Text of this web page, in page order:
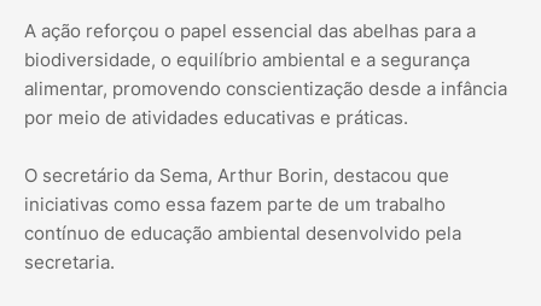
A ação reforçou o papel essencial das abelhas para a
biodiversidade, o equilíbrio ambiental e a segurança
alimentar, promovendo conscientização desde a infância
por meio de atividades educativas e práticas.
O secretário da Sema, Arthur Borin, destacou que
iniciativas como essa fazem parte de um trabalho
contínuo de educação ambiental desenvolvido pela
secretaria.